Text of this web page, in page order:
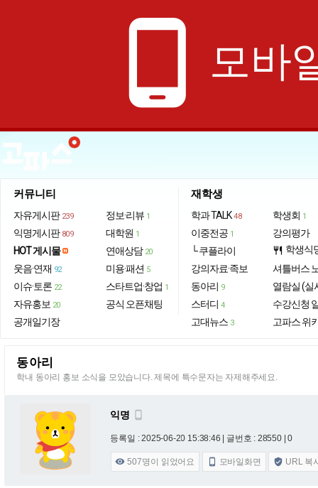
phone_android 모바
커뮤니티
자유게시판 239
익명게시판 809
HOT 게시물
웃음·연재 92
이슈·토론 22
자유홍보 20
공개일기장
정보·리뷰 1
대학원 1
연애상담 20
미용·패션 5
스타트업·창업 1
공식 오픈채팅
재학생
학과 TALK 48
이중전공 1
└ 쿠플라이
강의자료·족보
동아리 9
스터디 4
고대뉴스 3
학생회 1
강의평가
restaurant 학생식
셔틀버스
열람실 (실
수강신청
고파스 위
동아리
학내 동아리 홍보 소식을 모았습니다. 제목에 특수문자는 자제해주세요.
익명 
등록일 : 2025-06-20 15:38:46 | 글번호 : 28550 | 0
 507명이 읽었어요  모바일화면  URL 복